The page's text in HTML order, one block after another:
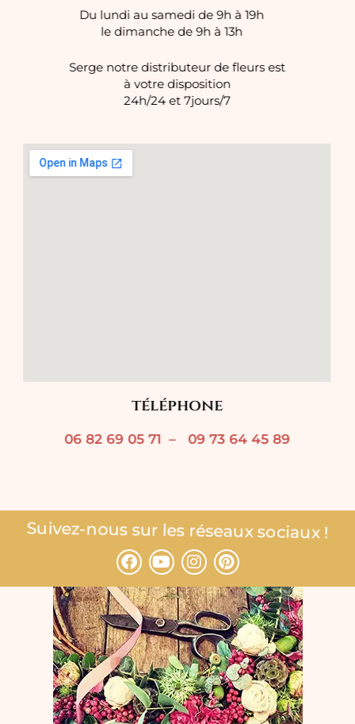
Du lundi au samedi de 9h à 19h
le dimanche de 9h à 13h
Serge notre distributeur de fleurs est
à votre disposition
24h/24 et 7jours/7
téléphone
06 82 69 05 71 – 09 73 64 45 89
Suivez-nous sur les réseaux sociaux !